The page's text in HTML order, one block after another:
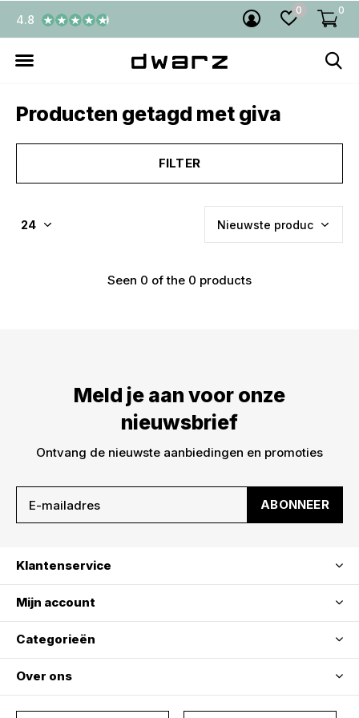
0 0
4.8
Producten getagd met giva
FILTER
Seen 0 of the 0 products
Meld je aan voor onze
nieuwsbrief
Ontvang de nieuwste aanbiedingen en promoties
ABONNEER
Klantenservice
Mijn account
Categorieën
Over ons